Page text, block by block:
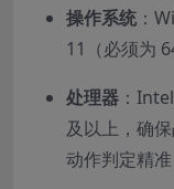
操作系统：
11（必须为
处理器 ：
及以上，确
动作判定精准